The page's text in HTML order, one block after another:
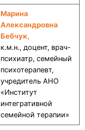
Марина
Александровна
Бебчук,
к.м.н., доцент, врач-
психиатр, семейный
психотерапевт,
учредитель АНО
«Институт
интегративной
семейной терапии»